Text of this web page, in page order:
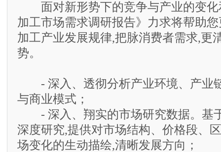
面对新形势下的竞争与产业的变化
加工市场需求调研报告》力求将帮助
加工产业发展规律,把脉消费者需求,更
势。
- 深入、透彻分析产业环境、产业
与商业模式；
- 深入、翔实的市场研究数据。基
深度研究,提供对市场结构、价格段、
场变化的生动描绘,清晰发展方向；